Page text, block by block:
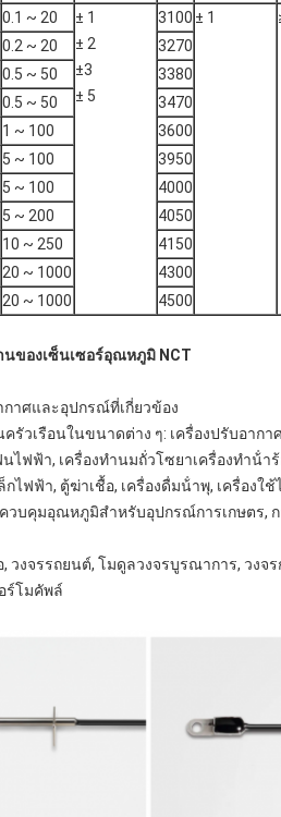
0.1 ~ 20
± 1
± 2
±3
± 5
3100 ± 1
0.2 ~ 20
3270
0.5 ~ 50
3380
0.5 ~ 50
3470
1 ~ 100
3600
5 ~ 100
3950
5 ~ 100
4000
5 ~ 200
4050
10 ~ 250
4150
20 ~ 1000
4300
20 ~ 1000 4500
นของเซ็นเซอร์อุณหภูมิ NCT
กาศและอุปกรณ์ที่เกี่ยวข้อง
วเรือนในขนาดต่าง ๆ: เครื่องปรับอากา
ไฟฟ้า, เครื่องทํานมถั่วโซยาเครื่องทําน้ํา
กไฟฟ้า, ตู้ฆ่าเชื้อ, เครื่องดื่มน้ําพุ, เครื่องใ
วบคุมอุณหภูมิสําหรับอุปกรณ์การเกษตร,
วงจรรถยนต์, โมดูลวงจรบูรณาการ, วง
ร์โมคัพล์